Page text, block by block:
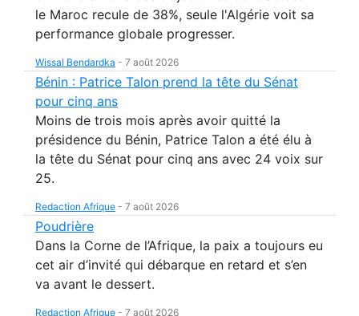
le Maroc recule de 38%, seule l'Algérie voit sa
performance globale progresser.
Wissal Bendardka - 7 août 2026
Bénin : Patrice Talon prend la tête du Sénat
pour cinq ans
Moins de trois mois après avoir quitté la
présidence du Bénin, Patrice Talon a été élu à
la tête du Sénat pour cinq ans avec 24 voix sur
25.
Redaction Afrique - 7 août 2026
Poudrière
Dans la Corne de l’Afrique, la paix a toujours eu
cet air d’invité qui débarque en retard et s’en
va avant le dessert.
Redaction Afrique - 7 août 2026